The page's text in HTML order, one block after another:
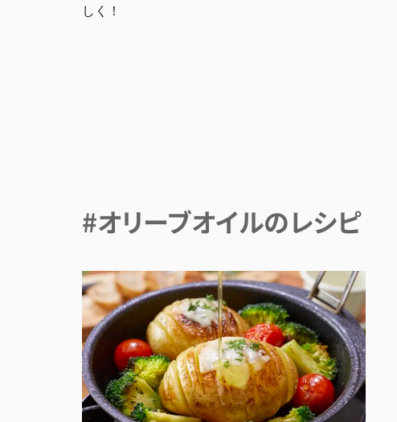
しく！
#オリーブオイルのレシピ